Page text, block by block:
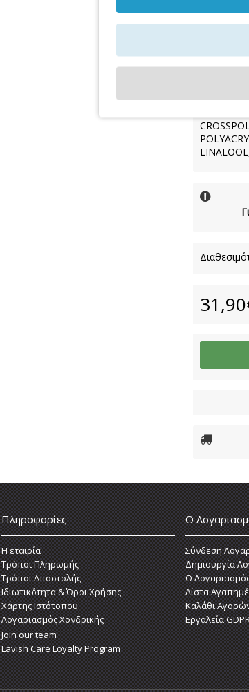
Sensitive
THYMUS
ALCOHOL
Πληροφορίες
Η εταιρία
Τρόποι Πληρωμής
Τρόποι Αποστολής
Ιδιωτικότητα & Όροι Χρήσης
Χάρτης Ιστότοπου
Λογαριασμός Χονδρικής
Join our team
Lavish Care Loyalty Program
Ο
Σύνδεση
Δημιουργία
O
Λίστα
Καλάθι
Εργαλεία